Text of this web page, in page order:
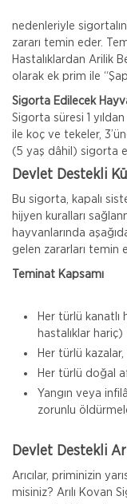
nedenleriyle
zararı temin eder.
Hastalıklardan Arilik
olarak ek prim ile
Sigorta Edilecek
Sigorta süresi 1
ile koç ve tekeler,
(5 yaş dâhil) sigorta
Devlet Destekli
Bu sigorta, kapalı
hijyen kuralları
hayvanlarında
gelen zararları temin
Teminat Kapsamı
Her türlü kanatlı
hastalıklar hariç)
Her türlü
Her türlü doğal
Yangın veya
zorunlu
Devlet Destekli
Arıcılar, priminizin
misiniz? Arılı Kovan